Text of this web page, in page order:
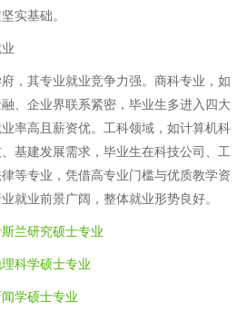
实基础。
，其专业就业竞争力强。商科专业，如
、企业界联系紧密，毕业生多进入四大
率高且薪资优。工科领域，如计算机科
基建发展需求，毕业生在科技公司、工
等专业，凭借高专业门槛与优质教学资
就业前景广阔，整体就业形势良好。
兰研究硕士专业
科学硕士专业
学硕士专业